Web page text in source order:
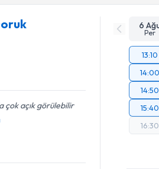
çok açık görülebilir
6
Per
13:10
14:00
14:50
15:40
16:30